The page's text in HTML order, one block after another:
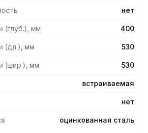
нет
(глуб.), мм 400
(дл.), мм 530
(шир.), мм 530
встраиваемая
нет
оцинкованная сталь